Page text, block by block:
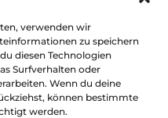
verwenden wir
zu speichern
diesen Technologien
Surfverhalten oder
Wenn du deine
können bestimmte
werden.
und
genug in Collafirth
Es wird Zeit,
Nordatlantik zu
und zur